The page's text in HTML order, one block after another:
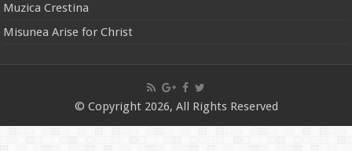
Muzica Crestina
Misunea Arise for Christ
© Copyright 2026, All Rights Reserved